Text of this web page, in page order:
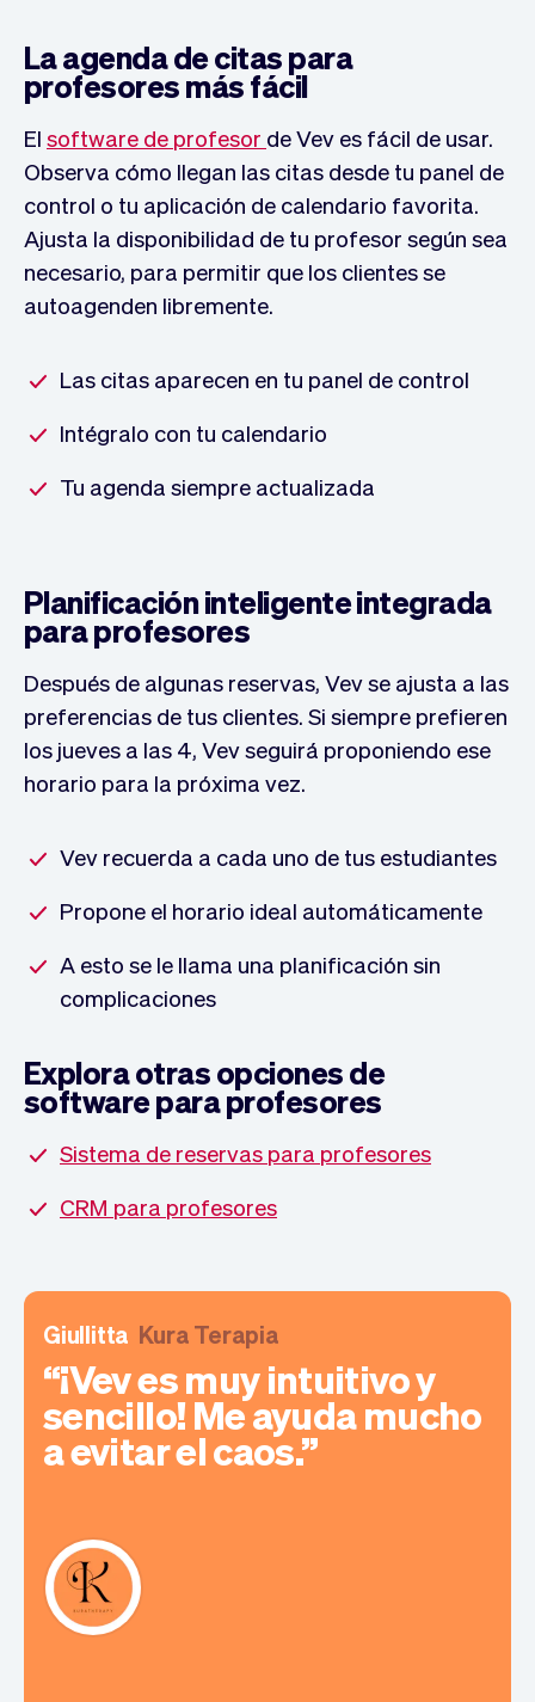
La agenda de citas para
profesores más fácil
El software de profesor de Vev es fácil de usar.
Observa cómo llegan las citas desde tu panel de
control o tu aplicación de calendario favorita.
Ajusta la disponibilidad de tu profesor según sea
necesario, para permitir que los clientes se
autoagenden libremente.
Las citas aparecen en tu panel de control
Intégralo con tu calendario
Tu agenda siempre actualizada
Planificación inteligente integrada
para profesores
Después de algunas reservas, Vev se ajusta a las
preferencias de tus clientes. Si siempre prefieren
los jueves a las 4, Vev seguirá proponiendo ese
horario para la próxima vez.
Vev recuerda a cada uno de tus estudiantes
Propone el horario ideal automáticamente
A esto se le llama una planificación sin
complicaciones
Explora otras opciones de
software para profesores
Sistema de reservas para profesores
CRM para profesores
Giullitta Kura Terapia
¡Vev es muy intuitivo y
sencillo! Me ayuda mucho
a evitar el caos.